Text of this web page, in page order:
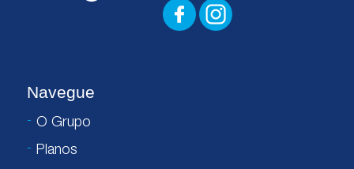
Navegue
O Grupo
Planos